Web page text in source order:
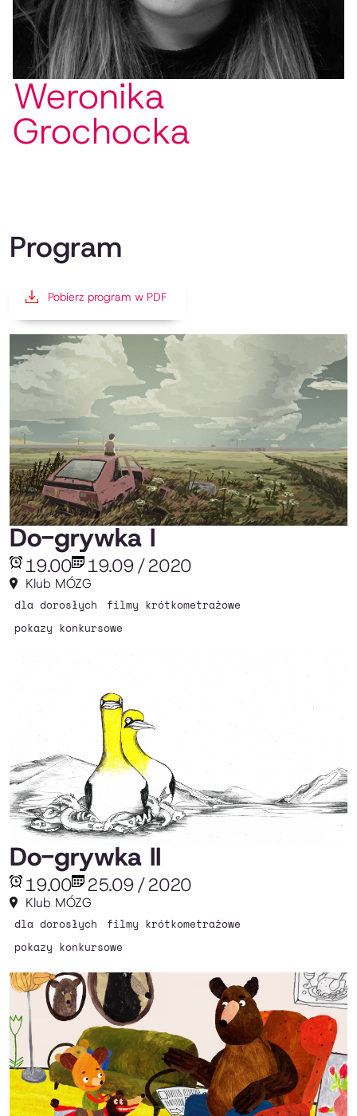
Weronika
Grochocka
Program
Pobierz program w PDF
Do-grywka I
19.09/2020
19.00
Klub MÓZG
dla dorosłych
filmy krótkometrażowe
pokazy konkursowe
Do-grywka II
25.09/2020
19.00
Klub MÓZG
dla dorosłych
filmy krótkometrażowe
pokazy konkursowe